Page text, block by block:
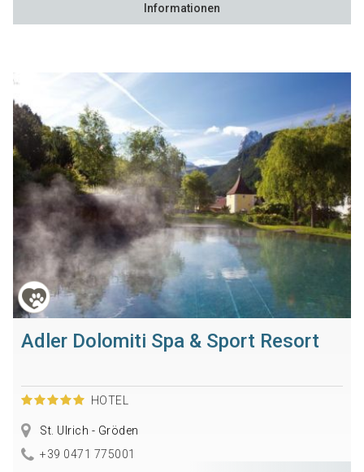
Informationen
Adler Dolomiti Spa & Sport Resort
HOTEL
St. Ulrich - Gröden
+39 0471 775001